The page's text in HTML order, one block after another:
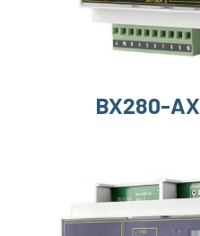
BX280-AX